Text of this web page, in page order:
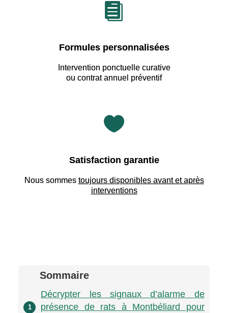

Formules personnalisées
Intervention ponctuelle curative
ou contrat annuel préventif

Satisfaction garantie
Nous sommes toujours disponibles avant et après
interventions
Sommaire
1
Décrypter les signaux d’alarme de
présence de rats à Montbéliard pour